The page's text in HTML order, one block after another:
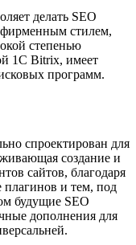
делать SEO
фирменным стилем,
степенью
1С Bitrix, имеет
программ.
спроектирован для
создание и
сайтов, благодаря
плагинов и тем, под
будущие SEO
дополнения для